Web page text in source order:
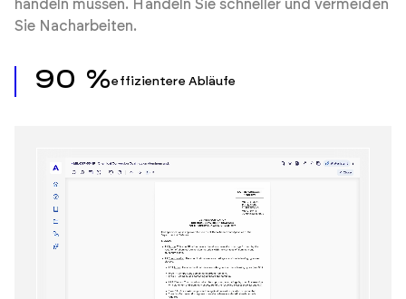
handeln müssen. Handeln Sie schneller und vermeiden
Sie Nacharbeiten.
90 %effizientere Abläufe